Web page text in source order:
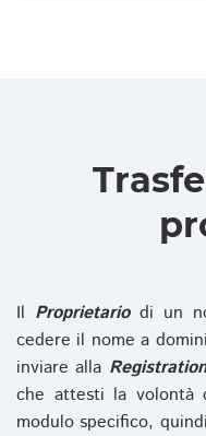
Il Proprietariodi un
cedere il nome a
inviare alla
che attesti la volontà
modulo specifico,